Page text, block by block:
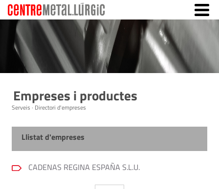
Empreses i productes
Serveis · Directori d'empreses
Llistat d'empreses
CADENAS REGINA ESPAÑA S.L.U.